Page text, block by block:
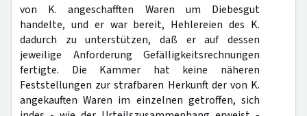
von K. angeschafften Waren um Diebesgut
handelte, und er war bereit, Hehlereien des K.
dadurch zu unterstützen, daß er auf dessen
jeweilige Anforderung Gefälligkeitsrechnungen
fertigte. Die Kammer hat keine näheren
Feststellungen zur strafbaren Herkunft der von K.
angekauften Waren im einzelnen getroffen, sich